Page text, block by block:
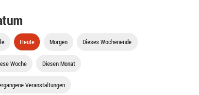
Heute Morgen Dieses Wochenende
Woche Diesen Monat
Veranstaltungen